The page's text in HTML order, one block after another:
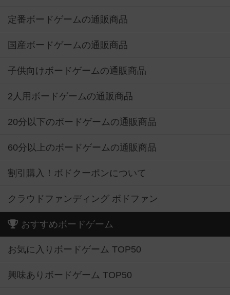
定番ボードゲームの通販商品
国産ボードゲームの通販商品
子供向けボードゲームの通販商品
2人用ボードゲームの通販商品
20分以下のボードゲームの通販商品
60分以上のボードゲームの通販商品
割引購入！ボドクーポンについて
クラウドファンディング ボドファン
おすすめボードゲーム
お気に入りボードゲーム TOP50
興味ありボードゲーム TOP50